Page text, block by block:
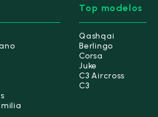
Sabadell
Terrassa
Top modelos
Qashqai
Berlingo
Corsa
Juke
C3 Aircross
C3